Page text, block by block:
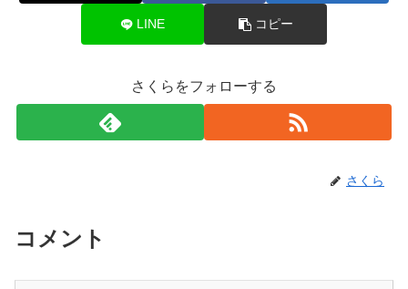
LINE コピー
さくらをフォローする
さくら
コメント